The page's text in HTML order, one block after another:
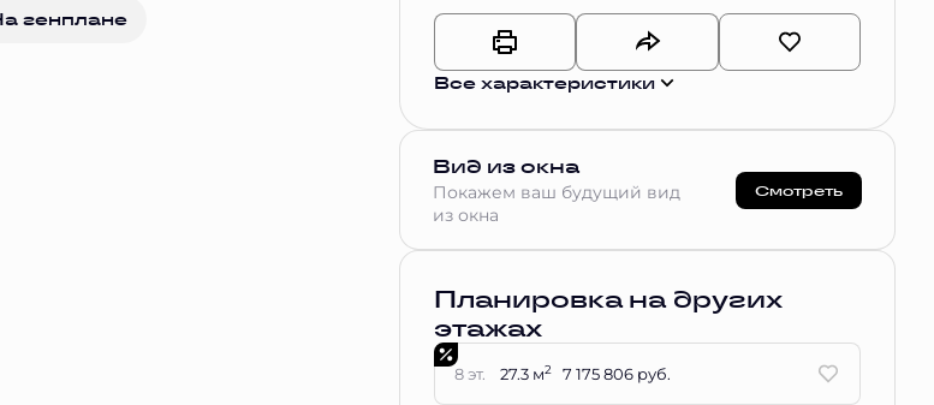
генплане
Все характеристики
Вид из окна
Покажем ваш будущий вид
из окна
Смотреть
Планировка на других
этажах
8 эт. 27.3 м2 7 175 806 руб.